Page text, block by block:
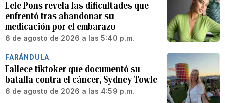
Lele Pons revela las dificultades que
enfrentó tras abandonar su
medicación por el embarazo
6 de agosto de 2026 a las 5:40 p.m.
FARÁNDULA
Fallece tiktoker que documentó su
batalla contra el cáncer, Sydney Towle
6 de agosto de 2026 a las 4:59 p.m.